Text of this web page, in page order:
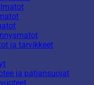
ja tarvikkeet
ja patjansuojat